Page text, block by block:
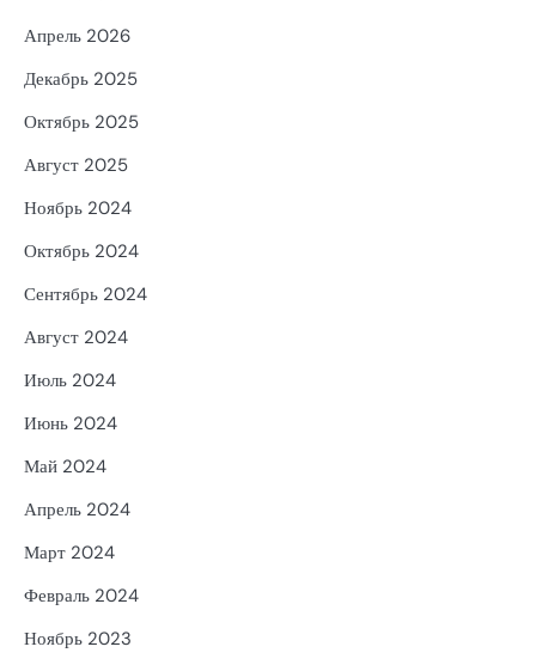
Апрель 2026
Декабрь 2025
Октябрь 2025
Август 2025
Ноябрь 2024
Октябрь 2024
Сентябрь 2024
Август 2024
Июль 2024
Июнь 2024
Май 2024
Апрель 2024
Март 2024
Февраль 2024
Ноябрь 2023